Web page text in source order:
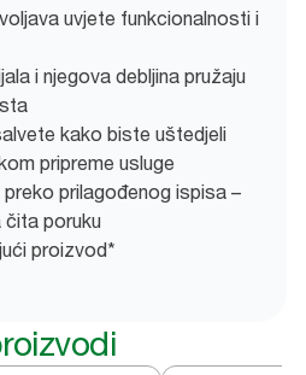
uvjete funkcionalnosti i
i njegova debljina pružaju
kako biste uštedjeli
pripreme usluge
prilagođenog ispisa –
poruku
proizvod*